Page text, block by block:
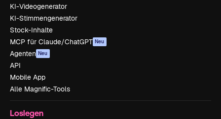
KI-Videogenerator
KI-Stimmengenerator
Stock-Inhalte
MCP für Claude/ChatGPT Neu
Agenten Neu
API
Mobile App
Alle Magnific-Tools
Loslegen